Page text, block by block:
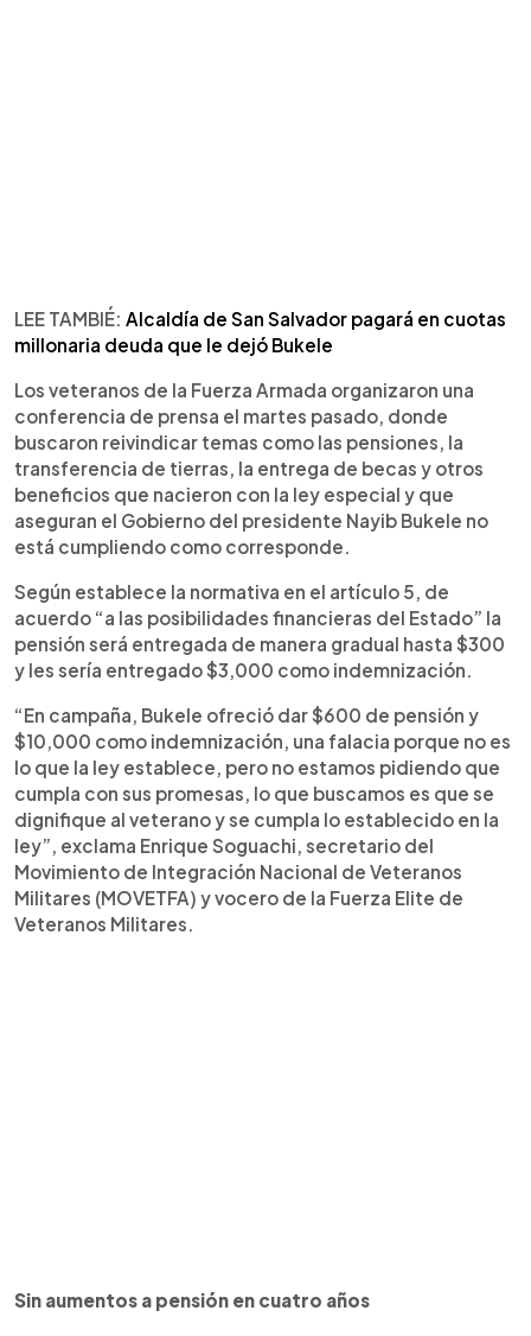
LEE TAMBIÉ: Alcaldía de San Salvador pagará en cuotas
millonaria deuda que le dejó Bukele
Los veteranos de la Fuerza Armada organizaron una
conferencia de prensa el martes pasado, donde
buscaron reivindicar temas como las pensiones, la
transferencia de tierras, la entrega de becas y otros
beneficios que nacieron con la ley especial y que
aseguran el Gobierno del presidente Nayib Bukele no
está cumpliendo como corresponde.
Según establece la normativa en el artículo 5, de
acuerdo “a las posibilidades financieras del Estado” la
pensión será entregada de manera gradual hasta $300
y les sería entregado $3,000 como indemnización.
“En campaña, Bukele ofreció dar $600 de pensión y
$10,000 como indemnización, una falacia porque no es
lo que la ley establece, pero no estamos pidiendo que
cumpla con sus promesas, lo que buscamos es que se
dignifique al veterano y se cumpla lo establecido en la
ley”, exclama Enrique Soguachi, secretario del
Movimiento de Integración Nacional de Veteranos
Militares (MOVETFA) y vocero de la Fuerza Elite de
Veteranos Militares.
Sin aumentos a pensión en cuatro años